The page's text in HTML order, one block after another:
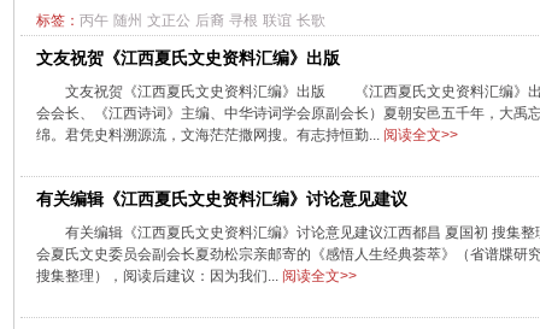
标签： 丙午 随州 文正公 后裔 寻根 联谊 长歌
文友祝贺《江西夏氏文史资料汇编》出版
文友祝贺《江西夏氏文史资料汇编》出版 《江西夏氏文史资料汇编》
会会长、《江西诗词》主编、中华诗词学会原副会长）夏朝安邑五千年，大禹
绵。君凭史料溯源流，文海茫茫撒网搜。有志持恒勤... 阅读全文>>
有关编辑《江西夏氏文史资料汇编》讨论意见建议
有关编辑《江西夏氏文史资料汇编》讨论意见建议江西都昌 夏国初 搜集
会夏氏文史委员会副会长夏劲松宗亲邮寄的《感悟人生经典荟萃》（省谱牒研
搜集整理），阅读后建议：因为我们... 阅读全文>>